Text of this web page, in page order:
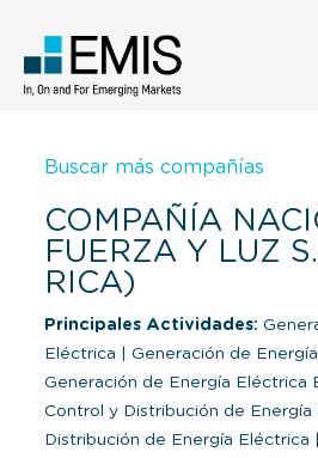
Buscar más compañías
COMPAÑÍA
FUERZA Y LUZ
RICA)
Principales Actividades:
Eléctrica
Generación de
Generación de Energía Eléctrica
Control y Distribución de Energía
Distribución de Energía Eléctrica